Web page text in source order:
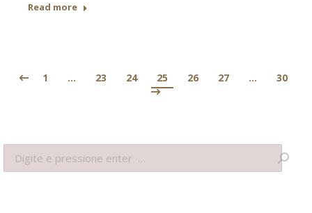
Read more
1 … 23 24 25 26 27 … 30
Search: